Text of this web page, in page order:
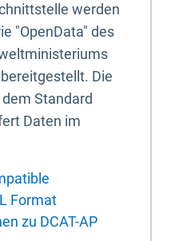
werden
"OpenData" des
Die
Standard
Daten im
Format
zu DCAT-AP